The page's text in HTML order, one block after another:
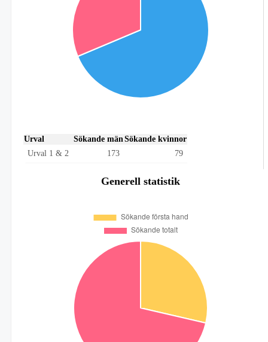
Urval Sökande män Sökande kvinnor
Urval 1 & 2
173 79
Generell statistik